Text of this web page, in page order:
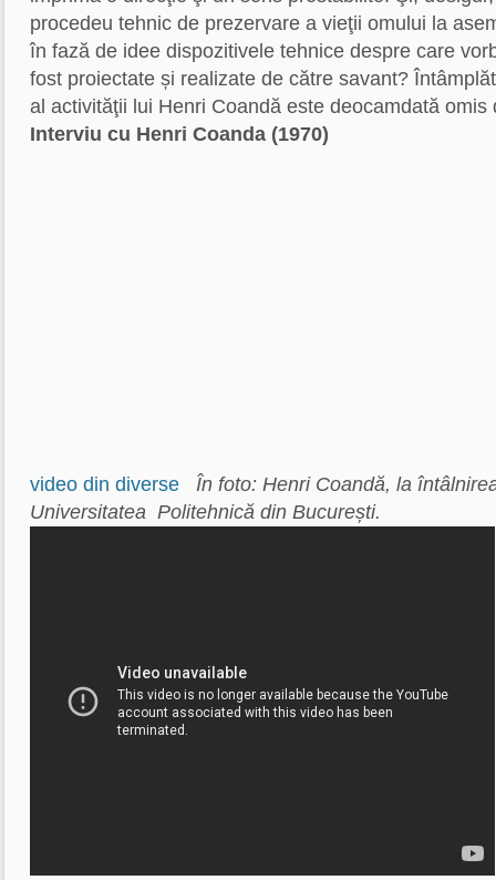
procedeu tehnic de prezervare a vieţii omului la
în fază de idee dispozitivele tehnice despre care
fost proiectate și realizate de către savant?
al activităţii lui Henri Coandă este deocamdată omis
Interviu cu Henri Coanda (1970)
video din diverse
În foto: Henri Coandă, la
Universitatea Politehnică din București.